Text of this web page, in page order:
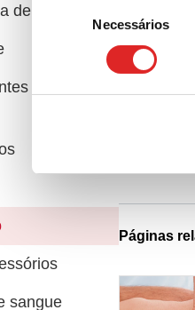
consentimento
Necessários
de preparado
de
sangue
Páginas